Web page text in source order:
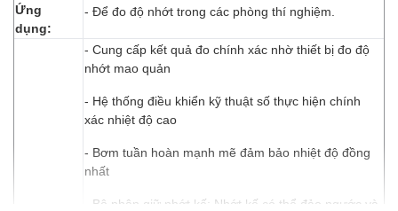
Ứng
dụng:
- Để đo độ nhớt trong các phòng thí nghiệm.
- Cung cấp kết quả đo chính xác nhờ thiết bị đo độ
nhớt mao quản
- Hệ thống điều khiển kỹ thuật số thực hiện chính
xác nhiệt độ cao
- Bơm tuần hoàn mạnh mẽ đảm bảo nhiệt độ đồng
nhất
- Bộ phận giữ nhớt kế: Nhớt kế có thể đảo ngước và